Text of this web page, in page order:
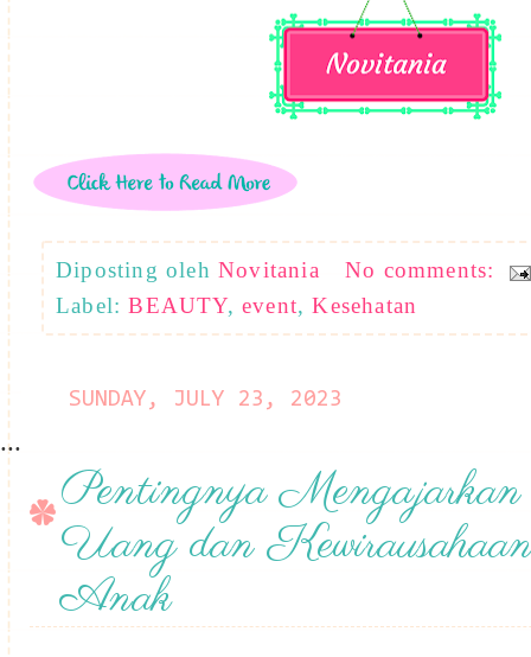
Diposting oleh Novitania
No comments:
Label:BEAUTY,event,Kesehatan
SUNDAY, JULY 23, 2023
...
Pentingnya
Uang dan
Anak